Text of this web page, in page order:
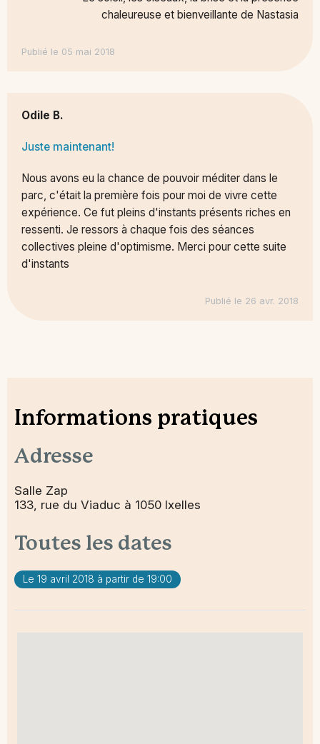
chaleureuse et bienveillante de Nastasia
Publié le 05 mai 2018
Odile B.
Juste maintenant!
Nous avons eu la chance de pouvoir méditer dans le
parc, c'était la première fois pour moi de vivre cette
expérience. Ce fut pleins d'instants présents riches en
ressenti. Je ressors à chaque fois des séances
collectives pleine d'optimisme. Merci pour cette suite
d'instants
Publié le 26 avr. 2018
Informations pratiques
Adresse
Salle Zap
133, rue du Viaduc à 1050 Ixelles
Toutes les dates
Le 19 avril 2018 à partir de 19:00